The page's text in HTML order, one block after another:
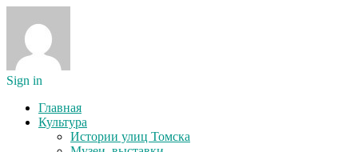
Sign in
Главная
Культура
Истории улиц Томска